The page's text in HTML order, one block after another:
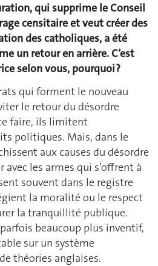
qui supprime le Conseil
censitaire et veut créer des
des catholiques, a été
un retour en arrière. C’est
selon vous, pourquoi ?
qui forment le nouveau
le retour du désordre
faire, ils limitent
politiques. Mais, dans le
aux causes du désordre
les armes qui s’offrent à
souvent dans le registre
la moralité ou le respect
la tranquillité publique.
beaucoup plus inventif,
sur un système
théories anglaises.